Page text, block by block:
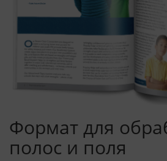
Формат для
полос и поля